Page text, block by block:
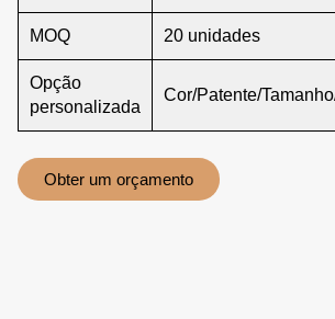
MOQ 20 unidades
Opção
personalizada
Cor/Patente/
Obter um orçamento